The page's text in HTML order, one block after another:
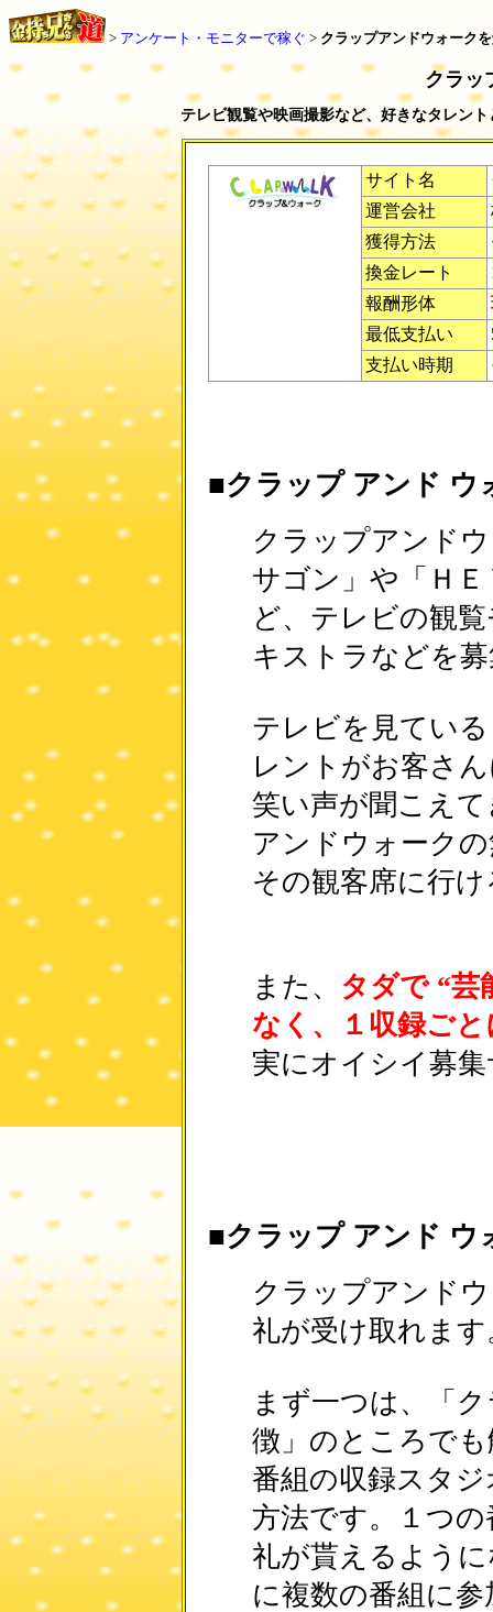
> アンケート・モニターで稼ぐ > クラップアンドウォーク
クラッ
テレビ観覧や映画撮影など、好きなタレン
サイト名
運営会社
獲得方法
換金レート
報酬形体
最低支払い
支払い時期
■クラップ アンド ウ
クラップアンド
サゴン」や「Ｈ
ど、テレビの観
キストラなどを
テレビを見てい
レントがお客さ
笑い声が聞こえ
アンドウォーク
その観客席に行
また、 タダで “芸
なく、１収録ご
実にオイシイ募
■クラップ アンド ウ
クラップアンド
礼が受け取れます
まず一つは、「
徴」のところで
番組の収録スタ
方法です。１つ
礼が貰えるよう
に複数の番組に